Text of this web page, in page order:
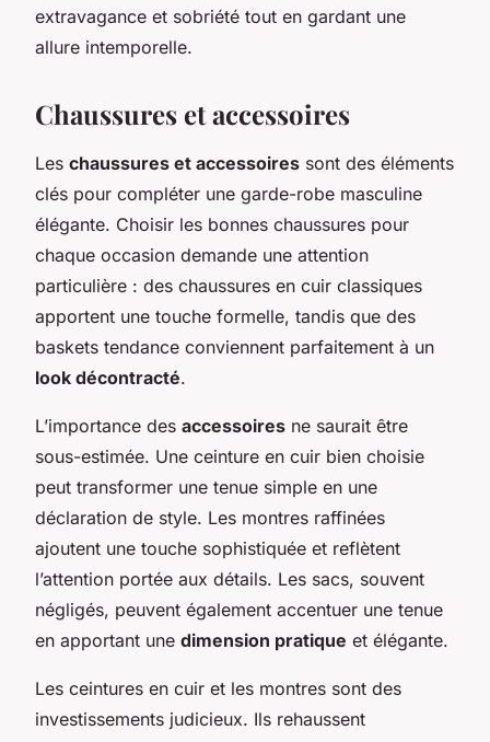
extravagance et sobriété tout en gardant une
allure intemporelle.
Chaussures et accessoires
Les chaussures et accessoires sont des éléments
clés pour compléter une garde-robe masculine
élégante. Choisir les bonnes chaussures pour
chaque occasion demande une attention
particulière : des chaussures en cuir classiques
apportent une touche formelle, tandis que des
baskets tendance conviennent parfaitement à un
look décontracté.
L’importance des accessoires ne saurait être
sous-estimée. Une ceinture en cuir bien choisie
peut transformer une tenue simple en une
déclaration de style. Les montres raffinées
ajoutent une touche sophistiquée et reflètent
l’attention portée aux détails. Les sacs, souvent
négligés, peuvent également accentuer une tenue
en apportant une dimension pratique et élégante.
Les ceintures en cuir et les montres sont des
investissements judicieux. Ils rehaussent